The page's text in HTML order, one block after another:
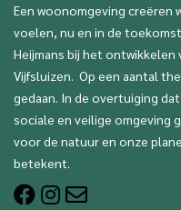
Een woonomgeving creëren
voelen, nu en in de
Heijmans bij het ontwikkelen
Vijfsluizen. Op een aantal
gedaan. In de overtuiging
sociale en veilige omgeving
voor de natuur en onze
betekent.